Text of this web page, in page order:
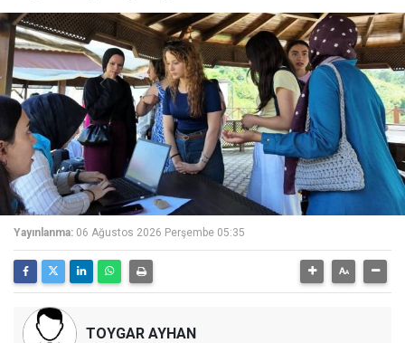
Yayınlanma: 06 Ağustos 2026 Perşembe 05:35
TOYGAR AYHAN